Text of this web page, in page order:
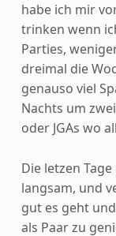
habe ich mir
trinken wenn
Parties,
dreimal die
genauso viel
Nachts um
oder JGAs wo
Die letzen
langsam, und
gut es geht
als Paar zu